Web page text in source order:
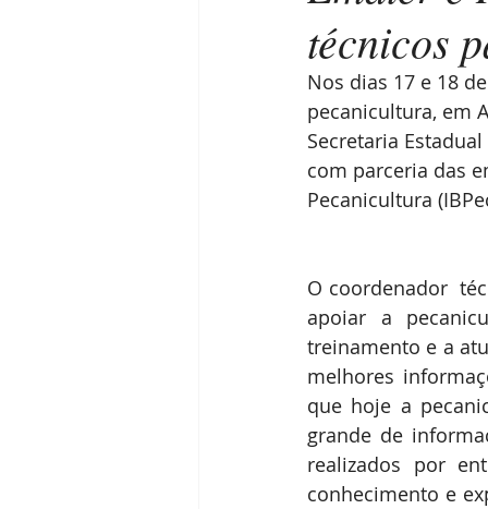
Informações técnicas
Segredos da Pecan
Revista Brasil Pecan
técnicos
Nos dias 17 e 18
pecanicultura, em
Secretaria
com parceria das
Pecanicultura
O coordenador
apoiar a
treinamento e a
melhores
que hoje a
grande de
realizados por
conhecimento e